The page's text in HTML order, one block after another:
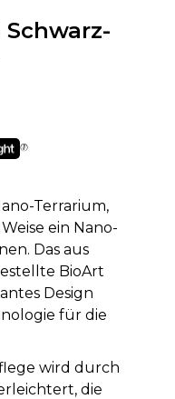
Terrarium,
ein Nano-
Das aus
BioArt
Design
für die
wird durch
die